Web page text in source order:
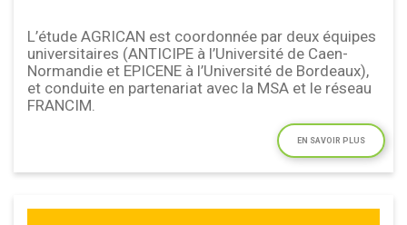
L’étude AGRICAN est coordonnée par deux équipes
universitaires (ANTICIPE à l’Université de Caen-
Normandie et EPICENE à l’Université de Bordeaux),
et conduite en partenariat avec la MSA et le réseau
FRANCIM.
EN SAVOIR PLUS